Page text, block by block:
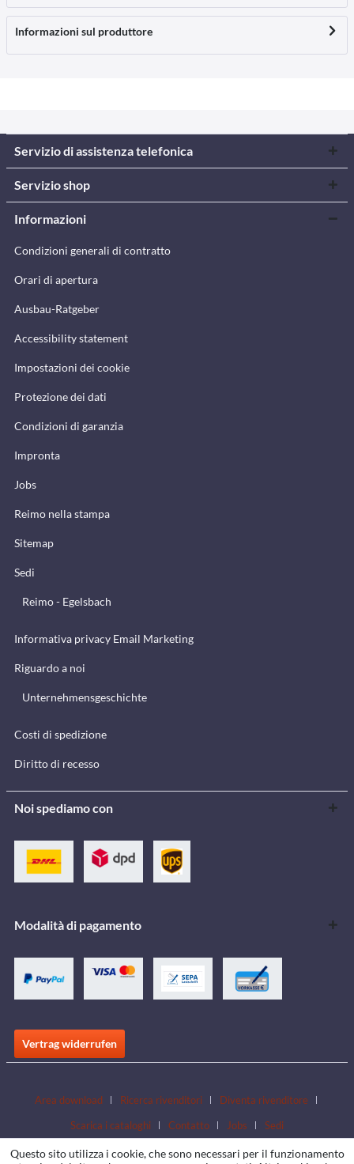
Informazioni sul produttore
Servizio di assistenza telefonica
Servizio shop
Informazioni
Condizioni generali di contratto
Orari di apertura
Ausbau-Ratgeber
Accessibility statement
Impostazioni dei cookie
Protezione dei dati
Condizioni di garanzia
Impronta
Jobs
Reimo nella stampa
Sitemap
Sedi
Reimo - Egelsbach
Informativa privacy Email Marketing
Riguardo a noi
Unternehmensgeschichte
Costi di spedizione
Diritto di recesso
Noi spediamo con
Modalità di pagamento
Vertrag widerrufen
Area download Ricerca rivenditori
Diventa rivenditore
Scarica i cataloghi
Contatto Jobs Sedi
Questo sito utilizza i cookie, che sono necessari per il funzionamento